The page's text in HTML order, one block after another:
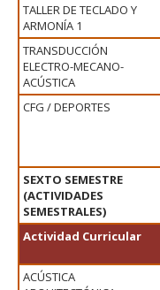
TALLER DE TECLADO Y
ARMONÍA 1
TRANSDUCCIÓN
ELECTRO-MECANO-
ACÚSTICA
CFG / DEPORTES
SEXTO SEMESTRE
(ACTIVIDADES
SEMESTRALES)
Actividad Curricular
ACÚSTICA